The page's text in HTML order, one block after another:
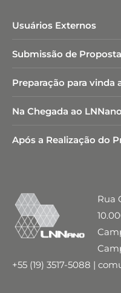
Usuários Externos
Submissão de Proposta
Preparação para vinda
Na Chegada ao LNNano
Após a Realização do
Rua
+55 (19) 3517-5088 |